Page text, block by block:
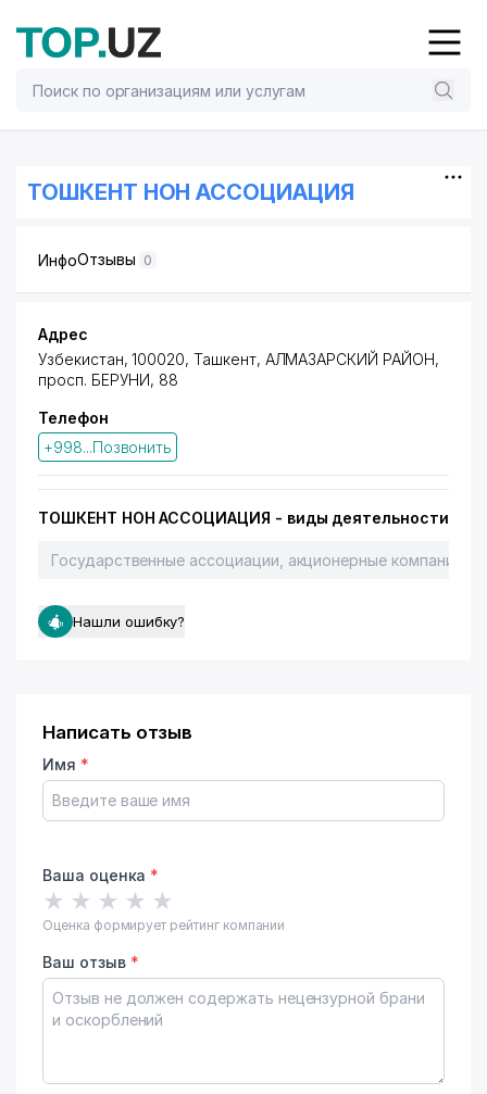
ТОШКЕНТ НОН АССОЦИАЦИЯ
ИнфоОтзывы 0
Адрес
Узбекистан, 100020, Ташкент, АЛМАЗАРСКИЙ РАЙОН,
просп. БЕРУНИ, 88
Телефон
+998...Позвонить
ТОШКЕНТ НОН АССОЦИАЦИЯ - виды деятельности
Государственные ассоциации, акционерные компании и
Нашли ошибку?
Написать отзыв
Имя *
Ваша оценка *
★ ★ ★ ★ ★
Оценка формирует рейтинг компании
Ваш отзыв *